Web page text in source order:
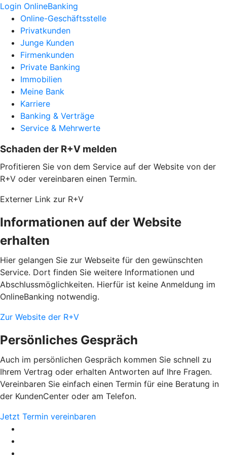
Login OnlineBanking
Online-Geschäftsstelle
Privatkunden
Junge Kunden
Firmenkunden
Private Banking
Immobilien
Meine Bank
Karriere
Banking & Verträge
Service & Mehrwerte
Schaden der R+V melden
Profitieren Sie von dem Service auf der Website von der
R+V oder vereinbaren einen Termin.
Externer Link zur R+V
Informationen auf der Website
erhalten
Hier gelangen Sie zur Webseite für den gewünschten
Service. Dort finden Sie weitere Informationen und
Abschlussmöglichkeiten. Hierfür ist keine Anmeldung im
OnlineBanking notwendig.
Zur Website der R+V
Persönliches Gespräch
Auch im persönlichen Gespräch kommen Sie schnell zu
Ihrem Vertrag oder erhalten Antworten auf Ihre Fragen.
Vereinbaren Sie einfach einen Termin für eine Beratung in
der KundenCenter oder am Telefon.
Jetzt Termin vereinbaren